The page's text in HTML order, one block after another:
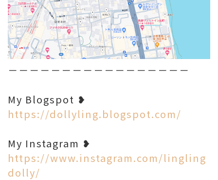
－－－－－－－－－－－－－－－－－
My Blogspot ❥
https://dollyling.blogspot.com/
My Instagram ❥
https://www.instagram.com/lingling
dolly/